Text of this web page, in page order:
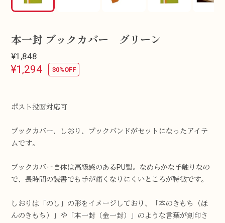
本一封 ブックカバー グリーン
¥1,848
30%OFF
¥1,294
ポスト投函対応可
ブックカバー、しおり、ブックバンドがセットになったアイテ
ムです。
ブックカバー自体は高級感のあるPU製。なめらかな手触りなの
で、長時間の読書でも手が痛くなりにくいところが特徴です。
しおりは「のし」の形をイメージしており、「本のきもち（ほ
んのきもち）」や「本一封（金一封）」のような言葉が刻印さ